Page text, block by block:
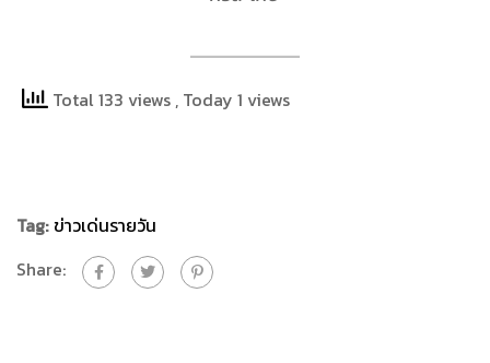
Total 133 views , Today 1 views
Tag: ข่าวเด่นรายวัน
Share: